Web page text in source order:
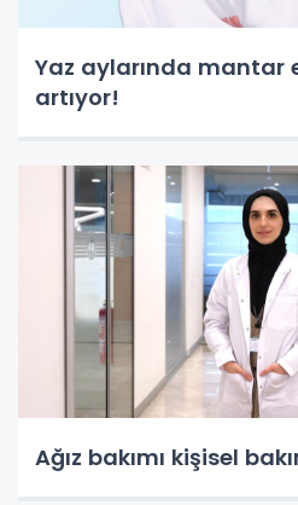
Yaz aylarında mantar
artıyor!
Ağız bakımı kişisel